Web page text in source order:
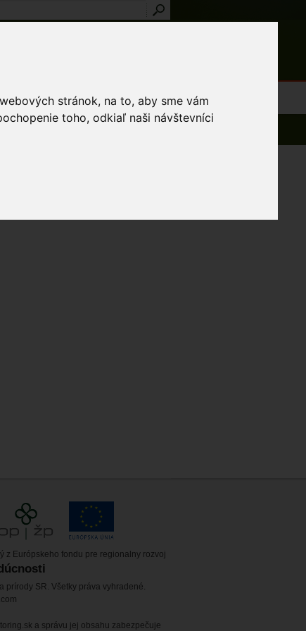
stránok, na to, aby sme vám
toho, odkiaľ naši návštevníci
a výnimky
z Európskeho fondu pre regionalny rozvoj
prírody SR. Všetky práva vyhradené.
a správu jej obsahu zabezpečuje